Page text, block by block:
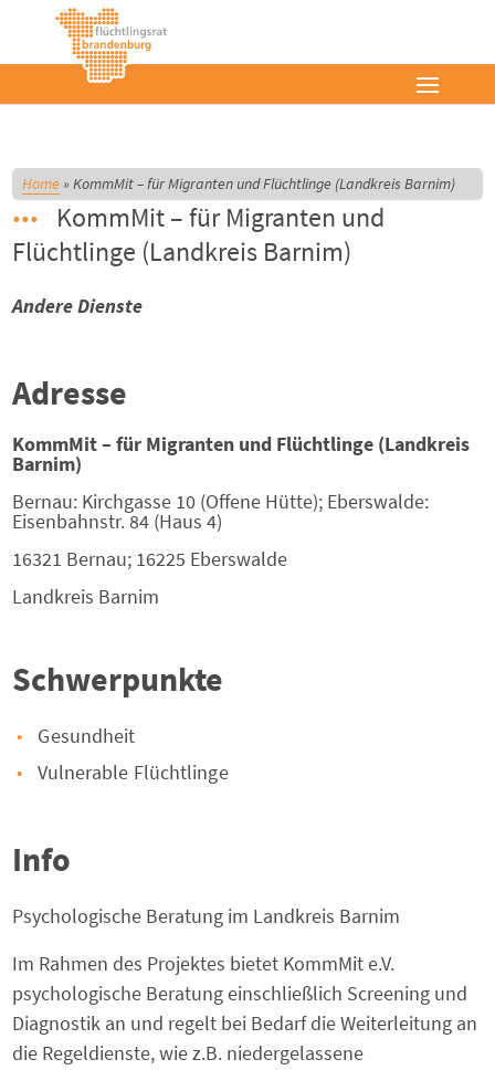
Home»KommMit – für Migranten und Flüchtlinge (Landkreis Barnim)
KommMit – für Migranten und
Flüchtlinge (Landkreis Barnim)
Andere Dienste
Adresse
KommMit – für Migranten und Flüchtlinge (Landkreis
Barnim)
Bernau: Kirchgasse 10 (Offene Hütte); Eberswalde:
Eisenbahnstr. 84 (Haus 4)
16321 Bernau; 16225 Eberswalde
Landkreis Barnim
Schwerpunkte
Gesundheit
Vulnerable Flüchtlinge
Info
Psychologische Beratung im Landkreis Barnim
Im Rahmen des Projektes bietet KommMit e.V.
psychologische Beratung einschließlich Screening und
Diagnostik an und regelt bei Bedarf die Weiterleitung an
die Regeldienste, wie z.B. niedergelassene